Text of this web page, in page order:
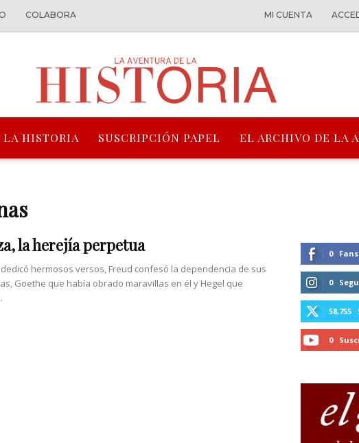
COLABORA MI CUENTA
HISTORIA SUSCRIPCIÓN PAPEL EL ARCHIVO DE LA
la herejía perpetua
hermosos versos, Freud confesó la dependencia de sus
Goethe que había obrado maravillas en él y Hegel que
0 Fans
0
58,755
0